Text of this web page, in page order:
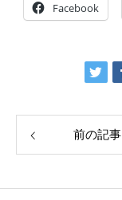
Facebook
前の記事